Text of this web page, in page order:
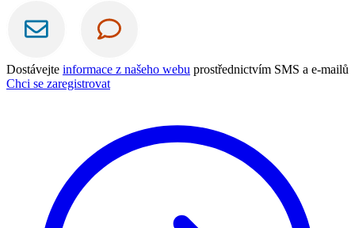
Dostávejte informace z našeho webu prostřednictvím SMS a e-mailů
Chci se zaregistrovat